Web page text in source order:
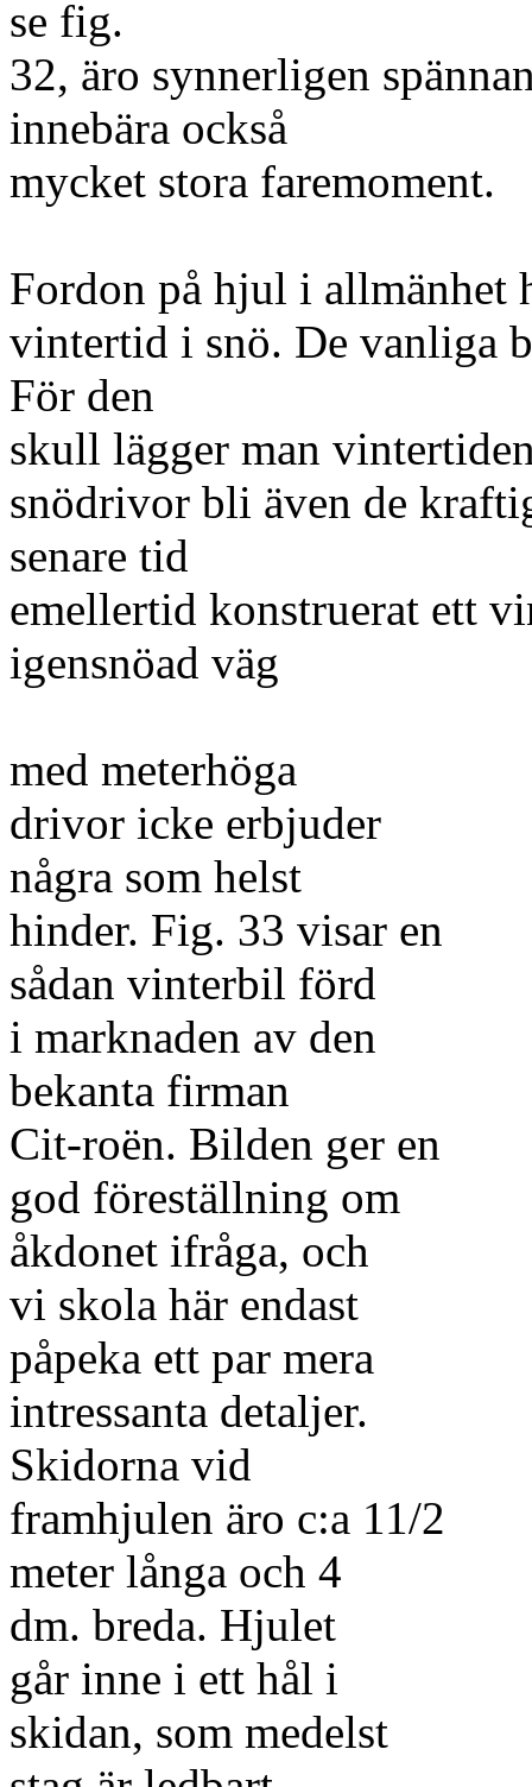
se fig.
32, äro synnerligen
innebära också
mycket stora faremoment.
Fordon på hjul i allmänhet
vintertid i snö. De vanliga
För den
skull lägger man
snödrivor bli även de
senare tid
emellertid konstruerat ett
igensnöad väg
med meterhöga
drivor icke erbjuder
några som helst
hinder. Fig. 33 visar en
sådan vinterbil förd
i marknaden av den
bekanta firman
Cit-roën. Bilden ger en
god föreställning om
åkdonet ifråga, och
vi skola här endast
påpeka ett par mera
intressanta detaljer.
Skidorna vid
framhjulen äro c:a 11/2
meter långa och 4
dm. breda. Hjulet
går inne i ett hål i
skidan, som medelst